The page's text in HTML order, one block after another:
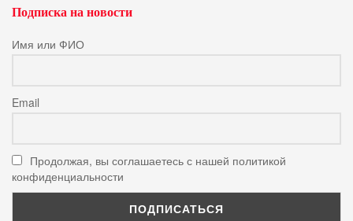
Подписка на новости
Имя или ФИО
Email
Продолжая, вы соглашаетесь с нашей политикой
конфиденциальности